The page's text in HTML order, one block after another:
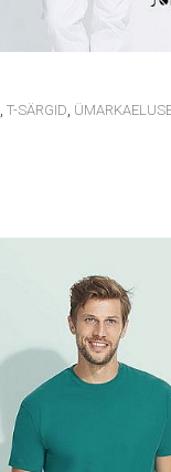
T-SÄRGID